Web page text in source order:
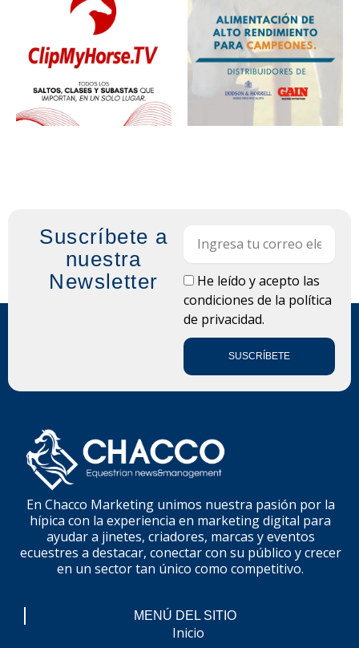
Suscríbete a
nuestra
Newsletter
LOPDHe leído y acepto las
condiciones de la política
de privacidad.
SUSCRÍBETE
En Chacco Marketing unimos nuestra pasión por la
hípica con la experiencia en marketing digital para
ayudar a jinetes, criadores, marcas y eventos
ecuestres a destacar, conectar con su público y crecer
en un sector tan único como competitivo.
MENÚ DEL SITIO
Inicio